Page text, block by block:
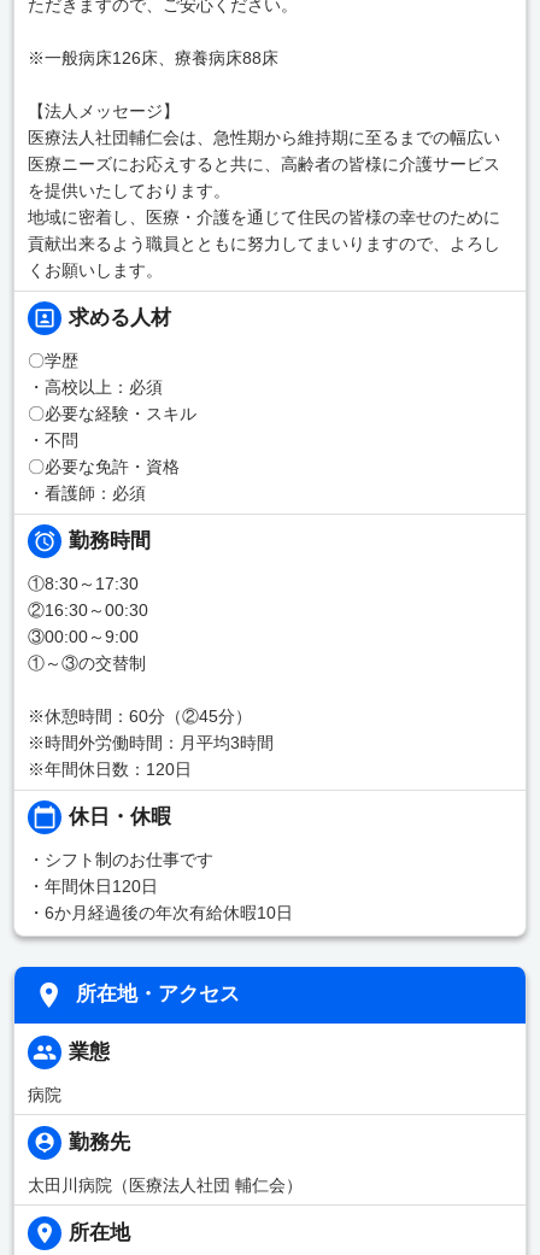
ただきますので、ご安心ください。
※一般病床126床、療養病床88床
【法人メッセージ】
医療法人社団輔仁会は、急性期から維持期に至るまでの幅広い
医療ニーズにお応えすると共に、高齢者の皆様に介護サービス
を提供いたしております。
地域に密着し、医療・介護を通じて住民の皆様の幸せのために
貢献出来るよう職員とともに努力してまいりますので、よろし
くお願いします。
求める人材
〇学歴
・高校以上：必須
〇必要な経験・スキル
・不問
〇必要な免許・資格
・看護師：必須
勤務時間
①8:30～17:30
②16:30～00:30
③00:00～9:00
①～③の交替制
※休憩時間：60分（②45分）
※時間外労働時間：月平均3時間
※年間休日数：120日
休日・休暇
・シフト制のお仕事です
・年間休日120日
・6か月経過後の年次有給休暇10日
所在地・アクセス
業態
病院
勤務先
太田川病院（医療法人社団 輔仁会）
所在地